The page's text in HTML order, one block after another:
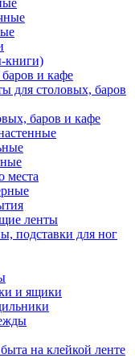
книги)
и кафе
для столовых, баров
баров и кафе
места
ленты
подставки для ног
и ящики
на клейкой ленте